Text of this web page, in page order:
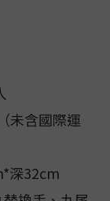
未含國際運
深32cm